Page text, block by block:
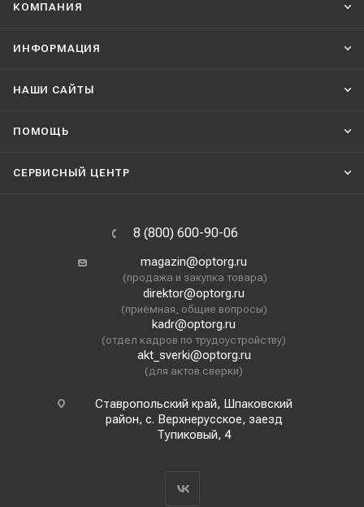
КОМПАНИЯ
ИНФОРМАЦИЯ
НАШИ CАЙТЫ
ПОМОЩЬ
СЕРВИСНЫЙ ЦЕНТР
8 (800) 600-90-06
magazin@optorg.ru
(продажа и закупка товара)
direktor@optorg.ru
(приёмная, общие вопросы)
kadr@optorg.ru
(отдел кадров по трудоустройству)
akt_sverki@optorg.ru
(для актов сверки)
Ставропольский край, Шпаковский
район, с. Верхнерусское, заезд
Тупиковый, 4